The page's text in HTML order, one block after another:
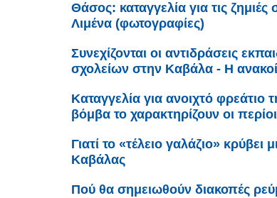
Θάσος: καταγγελία για τις
Λιμένα (φωτογραφίες)
Συνεχίζονται οι αντιδράσεις
σχολείων στην Καβάλα - Η
Καταγγελία για ανοιχτό
βόμβα το χαρακτηρίζουν οι
Γιατί το «τέλειο γαλάζιο»
Καβάλας
Πού θα σημειωθούν διακοπές